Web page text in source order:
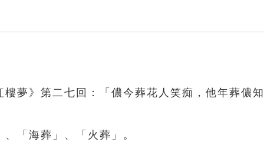
夢》第二七回：「儂今葬花人笑痴，他年葬儂
「海葬」、「火葬」。